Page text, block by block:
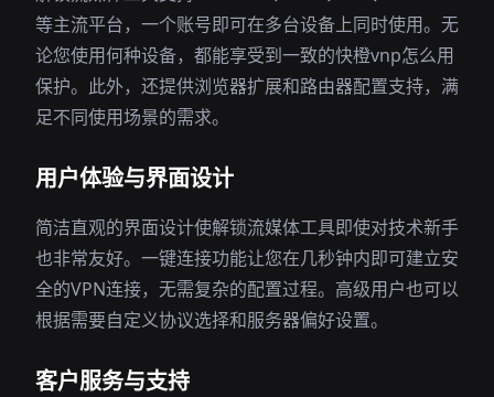
等主流平台，一个账号即可在多台设备上同时使用。无
论您使用何种设备，都能享受到一致的快橙vnp怎么用
保护。此外，还提供浏览器扩展和路由器配置支持，满
足不同使用场景的需求。
用户体验与界面设计
简洁直观的界面设计使解锁流媒体工具即使对技术新手
也非常友好。一键连接功能让您在几秒钟内即可建立安
全的VPN连接，无需复杂的配置过程。高级用户也可以
根据需要自定义协议选择和服务器偏好设置。
客户服务与支持